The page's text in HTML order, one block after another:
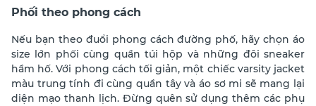
Phối theo phong cách
Nếu bạn theo đuổi phong cách đường phố, hãy chọn áo
size lớn phối cùng quần túi hộp và những đôi sneaker
hầm hố. Với phong cách tối giản, một chiếc varsity jacket
màu trung tính đi cùng quần tây và áo sơ mi sẽ mang lại
diện mạo thanh lịch. Đừng quên sử dụng thêm các phụ